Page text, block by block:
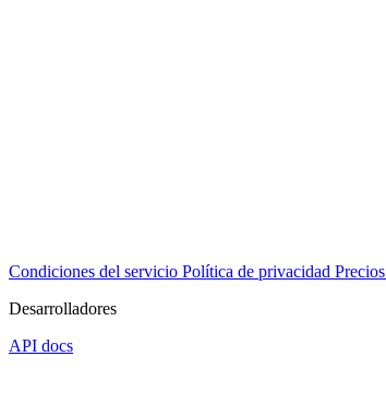
Condiciones del servicio Política de privacidad Precios
Desarrolladores
API docs